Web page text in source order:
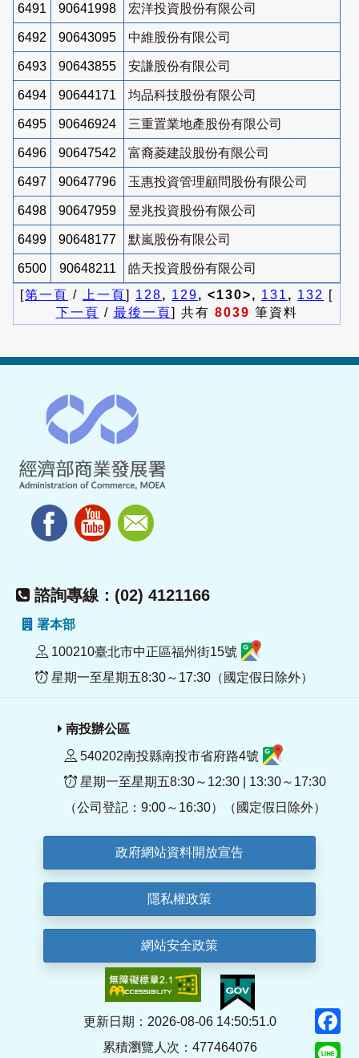
6491 90641998 宏洋投資股份有限公司
6492 90643095 中維股份有限公司
6493 90643855 安謙股份有限公司
6494 90644171 均品科技股份有限公司
6495 90646924 三重置業地產股份有限公司
6496 90647542 富裔菱建設股份有限公司
6497 90647796 玉惠投資管理顧問股份有限公司
6498 90647959 昱兆投資股份有限公司
6499 90648177 默嵐股份有限公司
6500 90648211
皓天投資股份有限公司
[第一頁 / 上一頁] 128, 129, <130>, 131 , 132
[
下一頁 / 最後一頁] 共有 8039 筆資料
諮詢專線：(02) 4121166
署本部
100210臺北市中正區福州街15號
星期一至星期五8:30～17:30（國定假日除外）
南投辦公區
540202南投縣南投市省府路4號
星期一至星期五8:30～12:30 | 13:30～17:30
（公司登記：9:00～16:30）（國定假日除外）
政府網站資料開放宣告
隱私權政策
網站安全政策
更新日期：2026-08-06 14:50:51.0
累積瀏覽人次：477464076